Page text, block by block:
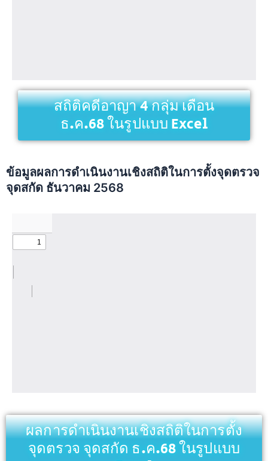
สถิติคดีอาญา 4 กลุ่ม เดือน
ธ.ค.68 ในรูปแบบ Excel
ข้อมูลผลการดำเนินงานเชิงสถิติในการตั้งจุดตรวจ
จุดสกัด ธันวาคม 2568
ผลการดำเนินงานเชิงสถิติในการตั้ง
จุดตรวจ จุดสกัด ธ.ค.68 ในรูปแบบ